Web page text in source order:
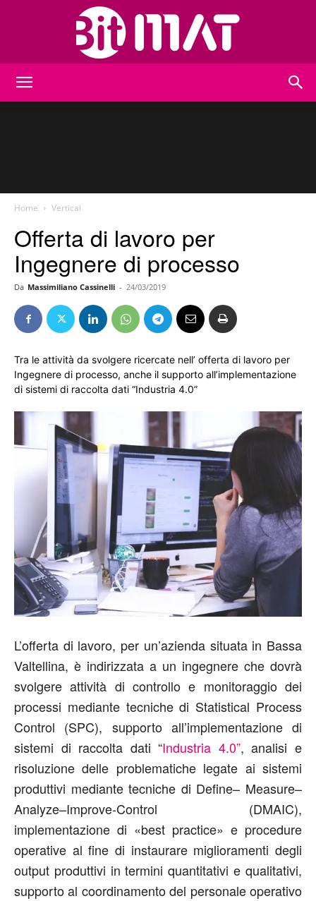
Home Vertical
Offerta di lavoro per
Ingegnere di processo
Da Massimiliano Cassinelli - 24/03/2019
Tra le attività da svolgere ricercate nell’ offerta di lavoro per
Ingegnere di processo, anche il supporto all’implementazione
di sistemi di raccolta dati “Industria 4.0”
L’offerta di lavoro, per un’azienda situata in Bassa
Valtellina, è indirizzata a un ingegnere che dovrà
svolgere attività di controllo e monitoraggio dei
processi mediante tecniche di Statistical Process
Control (SPC), supporto all’implementazione di
sistemi di raccolta dati “Industria 4.0”, analisi e
risoluzione delle problematiche legate ai sistemi
produttivi mediante tecniche di Define– Measure–
Analyze–Improve-Control (DMAIC),
implementazione di «best practice» e procedure
operative al fine di instaurare miglioramenti degli
output produttivi in termini quantitativi e qualitativi,
supporto al coordinamento del personale operativo